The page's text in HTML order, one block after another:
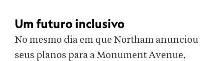
Um futuro inclusivo
No mesmo dia em que Northam anunciou
seus planos para a Monument Avenue,